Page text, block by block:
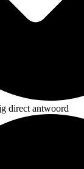
direct antwoord